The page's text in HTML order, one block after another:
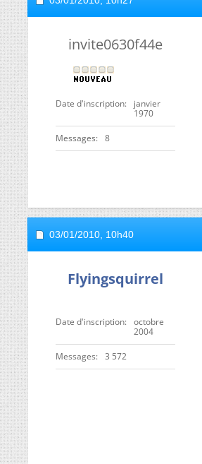
invite0630f44e
Date d'inscription
janvier
1970
Messages 8
03/01/2010, 10h40
Flyingsquirrel
Date d'inscription
octobre
2004
Messages 3 572